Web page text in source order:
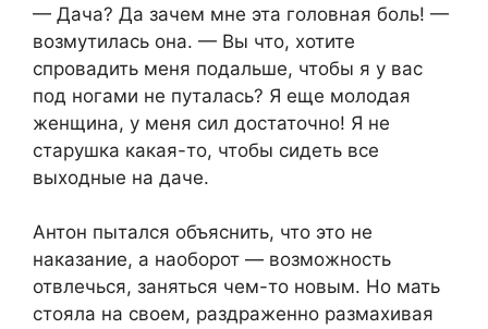
— Дача? Да зачем мне эта головная боль! —
возмутилась она. — Вы что, хотите
спровадить меня подальше, чтобы я у вас
под ногами не путалась? Я еще молодая
женщина, у меня сил достаточно! Я не
старушка какая-то, чтобы сидеть все
выходные на даче.
Антон пытался объяснить, что это не
наказание, а наоборот — возможность
отвлечься, заняться чем-то новым. Но мать
стояла на своем, раздраженно размахивая